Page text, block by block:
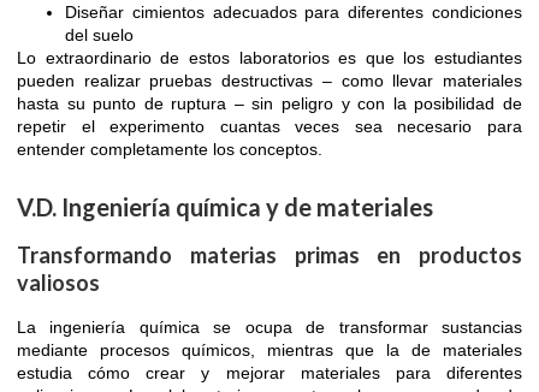
Diseñar cimientos adecuados para diferentes condiciones
del suelo
Lo extraordinario de estos laboratorios es que los estudiantes
pueden realizar pruebas destructivas – como llevar materiales
hasta su punto de ruptura – sin peligro y con la posibilidad de
repetir el experimento cuantas veces sea necesario para
entender completamente los conceptos.
V.D. Ingeniería química y de materiales
Transformando materias primas en productos
valiosos
La ingeniería química se ocupa de transformar sustancias
mediante procesos químicos, mientras que la de materiales
estudia cómo crear y mejorar materiales para diferentes